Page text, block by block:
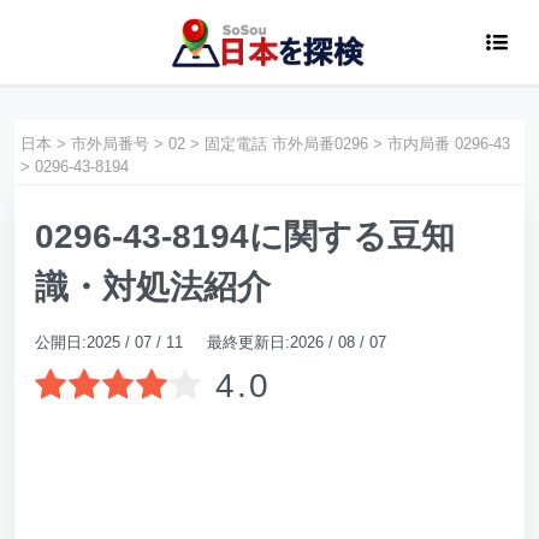
日本 > 市外局番号 > 02 > 固定電話 市外局番0296 > 市内局番 0296-43
> 0296-43-8194
0296-43-8194に関する豆知
識・対処法紹介
公開日:2025 / 07 / 11 最終更新日:2026 / 08 / 07
4.0